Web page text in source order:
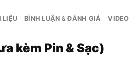
LIỆU BÌNH LUẬN & ĐÁNH GIÁ VIDEO
kèm Pin & Sạc)